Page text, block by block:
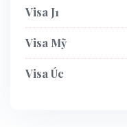
Visa J1
Visa Mỹ
Visa Úc